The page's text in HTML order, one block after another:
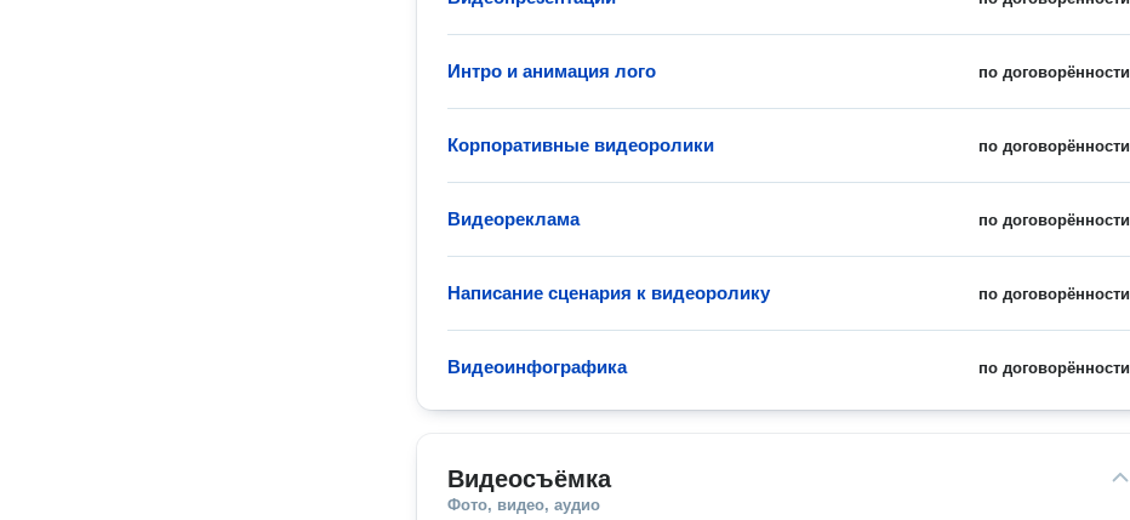
по договорённости
Интро и анимация лого
по договорённости
Корпоративные видеоролики
по договорённости
Видеореклама
по договорённости
Написание сценария к видеоролику
по договорённости
Видеоинфографика
Видеосъёмка
Фото, видео, аудио